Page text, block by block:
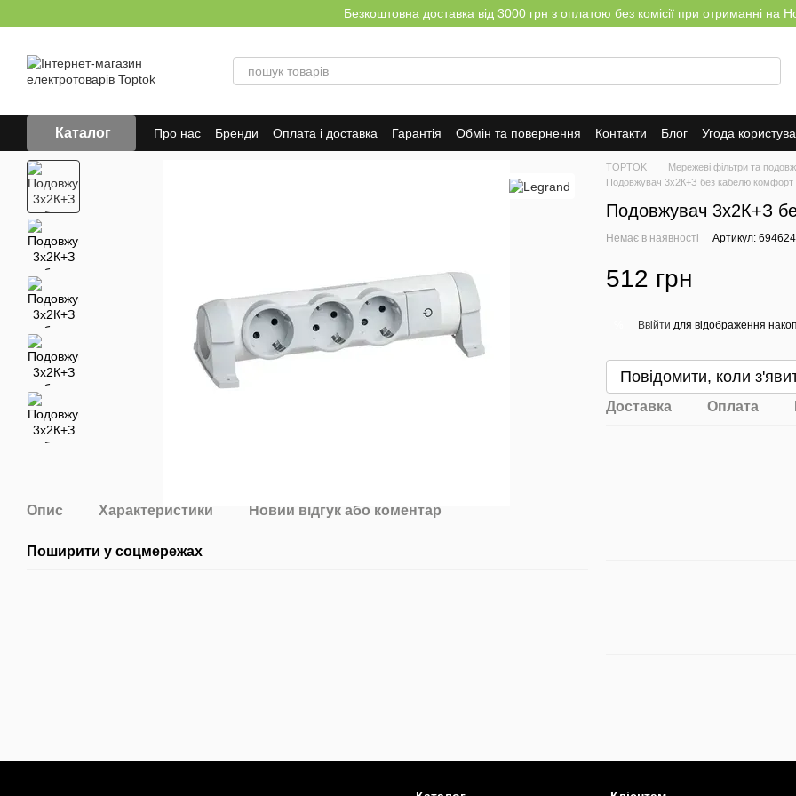
Безкоштовна доставка від 3000 грн з оплатою без комісії при отриманні на
Каталог Про нас Бренди Оплата і доставка Гарантія Обмін та повернення Контакти Блог Угода
Опис Характеристики Новий відгук або коментар
Поширити у соцмережах
TOPTOK Мережеві фільтри та
Подовжувач 3x2К+З без кабелю комфорт
Подовжувач 3x2К+З
Немає в наявності Артикул: 694624
512 грн
Ввійти для відображення
Повідомити, коли
Доставка Оплата